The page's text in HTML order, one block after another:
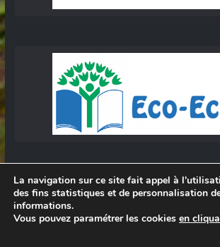
© 2026 Lycée Professionnel
La navigation sur ce site fait appel à
des fins statistiques et de personnalisation
informations.
Vous pouvez paramétrer les cookies en